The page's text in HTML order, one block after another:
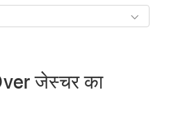
जेस्चर का